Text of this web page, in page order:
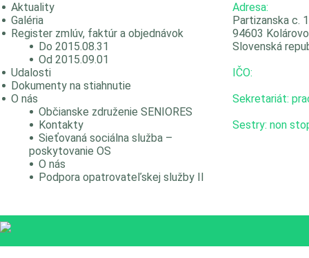
Aktuality
Galéria
Register zmlúv, faktúr a objednávok
Do 2015.08.31
Od 2015.09.01
Udalosti
Dokumenty na stiahnutie
O nás
Občianske združenie SENIORES
Kontakty
Sieťovaná sociálna služba –
poskytovanie OS
O nás
Podpora opatrovateľskej služby II
Adresa:
Partizanska c.
94603 Kolárovo
Slovenská
IČO:
Sekretariát:
Sestry: non